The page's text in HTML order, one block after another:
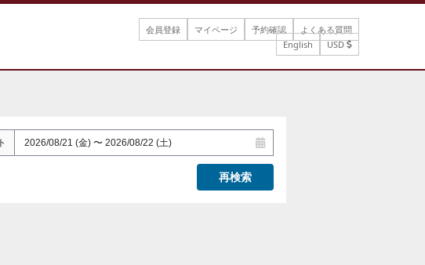
会員登録 マイページ 予約確認
よくある質問
English
USD
再検索